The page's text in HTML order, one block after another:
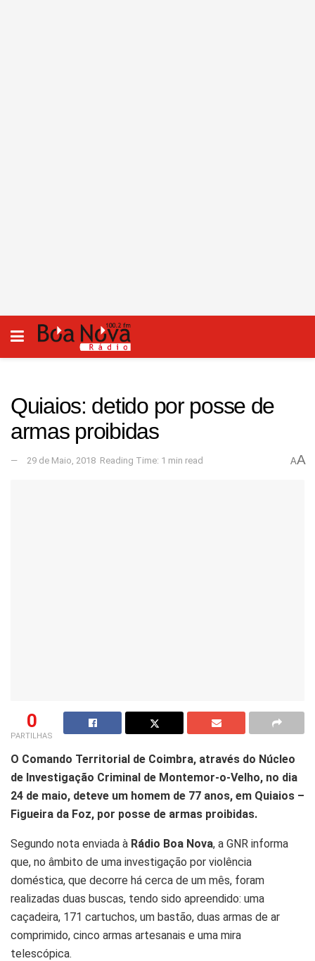
Quiaios: detido por posse de
armas proibidas
29 de Maio, 2018 Reading Time: 1 min read AA
0
PARTILHAS
O Comando Territorial de Coimbra, através do Núcleo
de Investigação Criminal de Montemor-o-Velho, no dia
24 de maio, deteve um homem de 77 anos, em Quiaios –
Figueira da Foz, por posse de armas proibidas.
Segundo nota enviada à Rádio Boa Nova, a GNR informa
que, no âmbito de uma investigação por violência
doméstica, que decorre há cerca de um mês, foram
realizadas duas buscas, tendo sido apreendido: uma
caçadeira, 171 cartuchos, um bastão, duas armas de ar
comprimido, cinco armas artesanais e uma mira
telescópica.